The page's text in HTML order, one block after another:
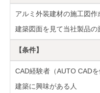
アルミ外装建材の施工図作
建築図面を見て当社製品の
【条件】
CAD経験者（AUTO CADを
建築に興味がある人